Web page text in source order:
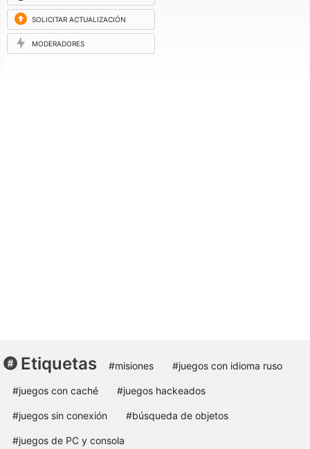
SOLICITAR ACTUALIZACIÓN
MODERADORES
Etiquetas #misiones #juegos con idioma ruso
#juegos con caché #juegos hackeados
#juegos sin conexión #búsqueda de objetos
#juegos de PC y consola